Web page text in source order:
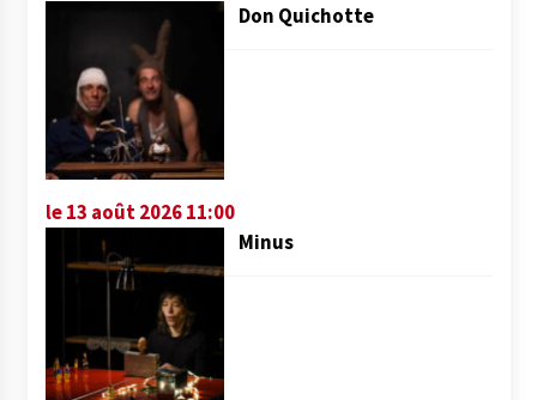
Don Quichotte
le 13 août 2026 11:00
Minus